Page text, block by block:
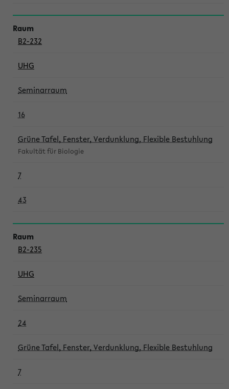
B2-232
UHG
Seminarraum
16
Grüne Tafel, Fenster, Verdunklung, Flexible Bestuhlung
Fakultät für Biologie
7
43
B2-235
UHG
Seminarraum
24
Grüne Tafel, Fenster, Verdunklung, Flexible Bestuhlung
7